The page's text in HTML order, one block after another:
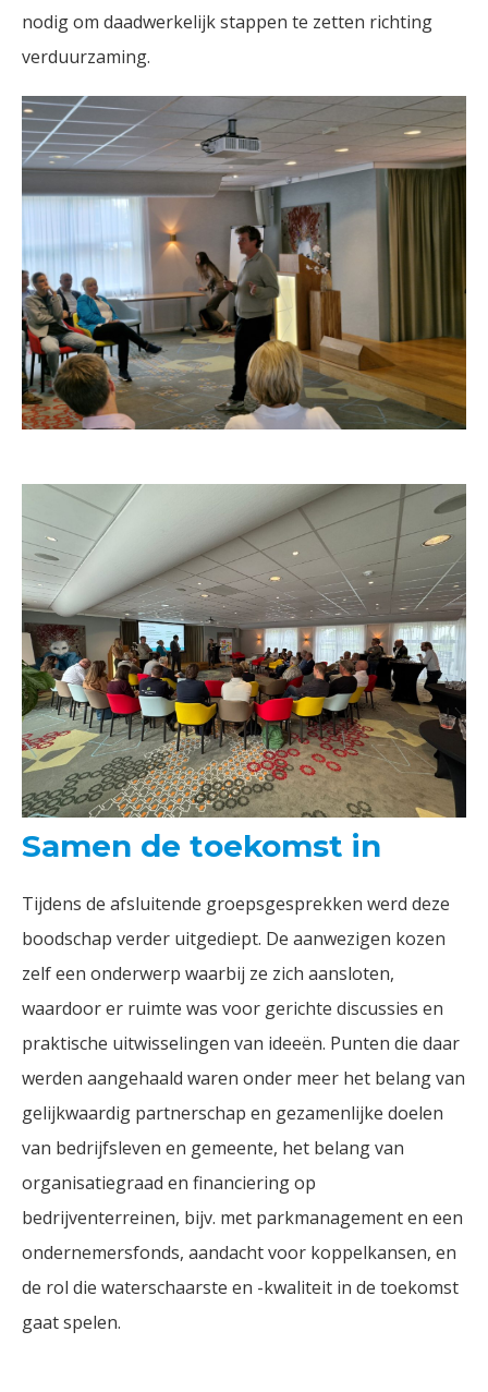
nodig om daadwerkelijk stappen te zetten richting
verduurzaming.
Samen de toekomst in
Tijdens de afsluitende groepsgesprekken werd deze
boodschap verder uitgediept. De aanwezigen kozen
zelf een onderwerp waarbij ze zich aansloten,
waardoor er ruimte was voor gerichte discussies en
praktische uitwisselingen van ideeën. Punten die daar
werden aangehaald waren onder meer het belang van
gelijkwaardig partnerschap en gezamenlijke doelen
van bedrijfsleven en gemeente, het belang van
organisatiegraad en financiering op
bedrijventerreinen, bijv. met parkmanagement en een
ondernemersfonds, aandacht voor koppelkansen, en
de rol die waterschaarste en -kwaliteit in de toekomst
gaat spelen.